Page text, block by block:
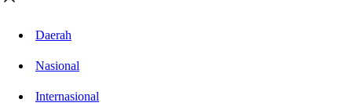
Daerah
Nasional
Internasional